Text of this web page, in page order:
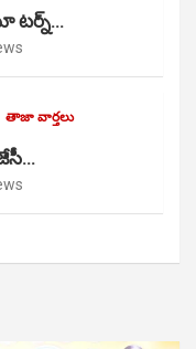
టర్న్…
తాజా వార్తలు